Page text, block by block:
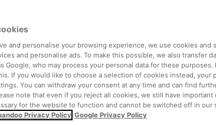
and personalise your browsing experience, we use cookies and
and personalise ads. To make this possible, we also transfer
Google, who may process your personal data for these purposes.
If you would like to choose a selection of cookies instead, your
You can withdraw your consent at any time and can find
note that even if you reject all cookies, we still have important
for the website to function and cannot be switched off in our
Privacy Policy Google Privacy Policy